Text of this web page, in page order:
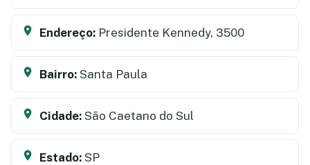
Endereço: Presidente Kennedy, 3500
Bairro: Santa Paula
Cidade: São Caetano do Sul
Estado: SP